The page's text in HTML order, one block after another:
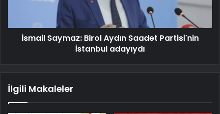
İsmail Saymaz: Birol Aydın Saadet Partisi'nin
İstanbul adayıydı
İlgili Makaleler